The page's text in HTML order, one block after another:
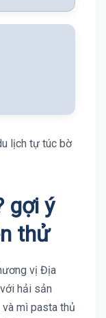
lịch tự túc bờ
gợi ý
thử
vị Địa
hải sản
và mì pasta thủ